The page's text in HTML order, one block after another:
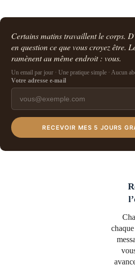
Certains matins travaillent le corps.
en question ce que vous croyez être.
ramènent au même endroit : vous.
Un email par jour · Une pratique simple · Aucun
Votre adresse e-mail
RECEVOIR MES 5 JOURS